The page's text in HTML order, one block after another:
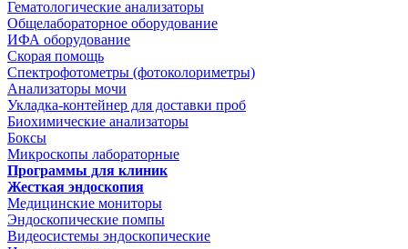
Гематологические анализаторы
Общелабораторное оборудование
ИФА оборудование
Скорая помощь
Спектрофотометры (фотоколориметры)
Анализаторы мочи
Укладка-контейнер для доставки проб
Биохимические анализаторы
Боксы
Микроскопы лабораторные
Программы для клиник
Жесткая эндоскопия
Медицинские мониторы
Эндоскопические помпы
Видеосистемы эндоскопические